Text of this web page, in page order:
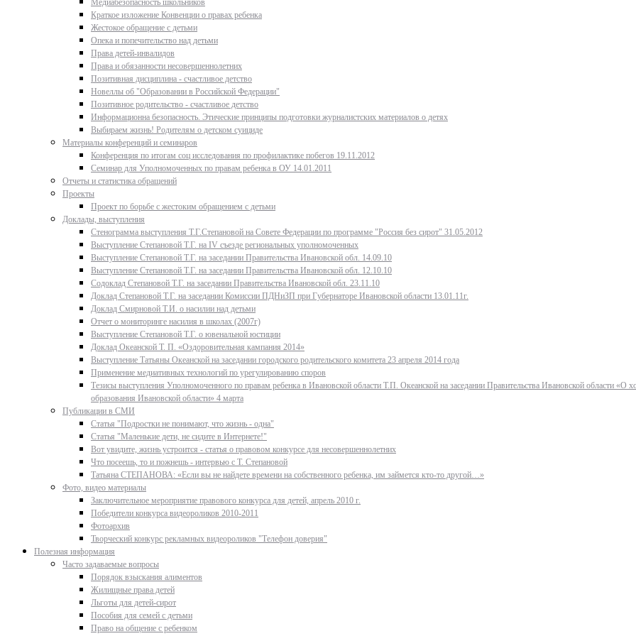
Медиабезопасность школьников
Краткое изложение Конвенции о правах ребенка
Жестокое обращение с детьми
Опека и попечительство над детьми
Права детей-инвалидов
Права и обязанности несовершеннолетних
Позитивная дисциплина - счастливое детство
Новеллы об "Образовании в Российской Федерации"
Позитивное родительство - счастливое детство
Информационна безопасность. Этические принципы подготовки журналистских материалов о детях
Выбираем жизнь! Родителям о детском суициде
Материалы конференций и семинаров
Конференция по итогам соц исследования по профилактике побегов 19.11.2012
Семинар для Уполномоченных по правам ребенка в ОУ 14.01.2011
Отчеты и статистика обращений
Проекты
Проект по борьбе с жестоким обращением с детьми
Доклады, выступления
Стенограмма выступления Т.Г.Степановой на Совете Федерации по программе "Россия без сирот" 31.05.2012
Выступление Степановой Т.Г. на IV съезде региональных уполномоченных
Выступление Степановой Т.Г. на заседании Правительства Ивановской обл. 14.09.10
Выступление Степановой Т.Г. на заседании Правительства Ивановской обл. 12.10.10
Содоклад Степановой Т.Г. на заседании Правительства Ивановской обл. 23.11.10
Доклад Степановой Т.Г. на заседании Комиссии ПДНиЗП при Губернаторе Ивановской области 13.01.11г.
Доклад Смирновой Т.И. о насилии над детьми
Отчет о мониторинге насилия в школах (2007г)
Выступление Степановой Т.Г. о ювенальной юстиции
Доклад Океанской Т. П. «Оздоровительная кампания 2014»
Выступление Татьяны Океанской на заседании городского родительского комитета 23 апреля 2014 года
Применение медиативных технологий по урегулированию споров
Тезисы выступления Уполномоченного по правам ребенка в Ивановской области Т.П. Океанской на заседании Правительства Ивановской области «О
образования Ивановской области» 4 марта
Публикации в СМИ
Статья "Подростки не понимают, что жизнь - одна"
Статья "Маленькие дети, не сидите в Интернете!"
Вот увидите, жизнь устроится - статья о правовом конкурсе для несовершеннолетних
Что посеешь, то и пожнешь - интервью с Т. Степановой
Татьяна СТЕПАНОВА: «Если вы не найдете времени на собственного ребенка, им займется кто-то другой…»
Фото, видео материалы
Заключительное мероприятие правового конкурса для детей, апрель 2010 г.
Победители конкурса видеороликов 2010-2011
Фотоархив
Творческий конкурс рекламных видеороликов "Телефон доверия"
Полезная информация
Часто задаваемые вопросы
Порядок взыскания алиментов
Жилищные права детей
Льготы для детей-сирот
Пособия для семей с детьми
Право на общение с ребенком